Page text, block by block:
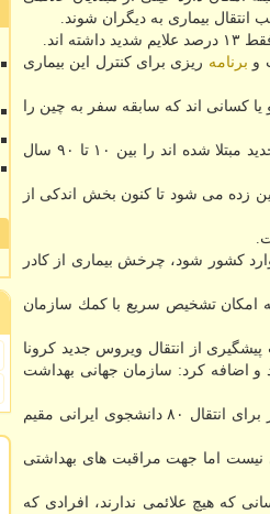
انتقال بیماری به دیگران شوند.
برنامه ریزی برای كنترل این بیماری
چین و یا كسانی اند كه سابقه سفر به چین را
رئیس مركز مدیریت بیماری های واگیر وزارت بهداشت، بازه سنی افرادی كه تا كنون به ویروس كرونای جدید مبتلا شده اند را بین ۱۰ تا ۹۰ سال
زده می شود تا كنون بخش اندكی از
كشور شود، چرخش بیماری از كادر
امكان تشخیص سریع با كمك سازمان
از انتقال ویروس جدید كرونا
و اضافه كرد: سازمان جهانی بهداشت
گویا با اشاره به هماهنگی با سفارت چین برای توقف سفرهای هوایی از چین به ایران، اظهار داشت: امروز برای انتقال ۸۰ دانشجوی ایرانی مقیم
نیست اما جهت مراقبت های بهداشتی
كه هیچ علائمی ندارند، افرادی كه